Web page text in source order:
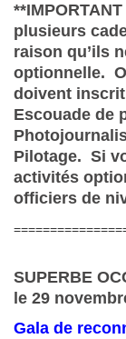
plusieurs
raison qu’ils
optionnelle.
doivent
Escouade de
Pilotage. Si
activités
officiers de
SUPERBE
le 29
Gala de